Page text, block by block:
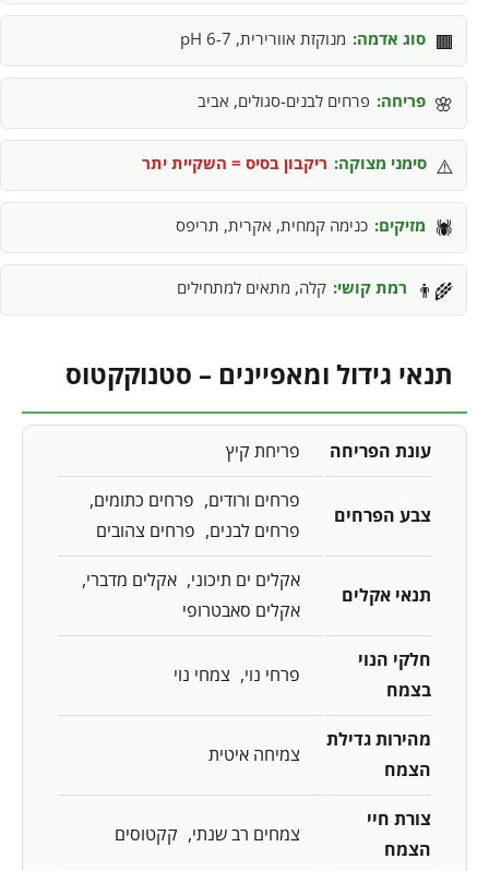
🟫 סוג אדמה: מנוקזת אוורירית, pH 6-7
🌸 פריחה: פרחים לבנים-סגולים, אביב
⚠️ סימני מצוקה: ריקבון בסיס = השקיית יתר
🕷️ מזיקים: כנימה קמחית, אקרית, תריפס
👨‍🌾 רמת קושי: קלה, מתאים למתחילים
תנאי גידול ומאפיינים – סטנוקקטוס
עונת הפריחה פריחת קיץ
צבע הפרחים
פרחים ורודים
פרחים כתומים
פרחים לבנים
פרחים צהובים
תנאי אקלים
אקלים ים תיכוני
אקלים מדברי
אקלים סאבטרופי
חלקי הנוי
בצמח
פרחי נוי צמחי נוי
מהירות גדילת
הצמח
צמיחה איטית
צורת חיי
הצמח
צמחים רב שנתי קקטוסים